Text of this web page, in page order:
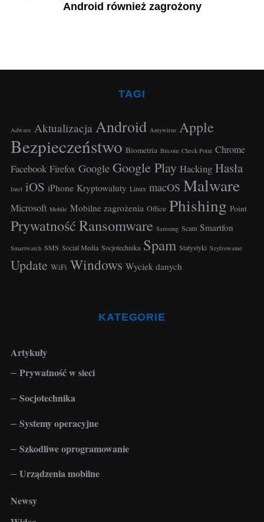
Android również zagrożony
TAGI
Adware Aktualizacja Android Antywirus Apple
Bezpieczeństwo Biometria Bitcoin Check Point Chrome
Facebook Firefox Google Google Play Hacking Hasła
Intel iOS iPhone Kryptowaluty Linux macOS Malware
Microsoft Mobile Mobilne zagrożenia Office Phishing Point
PrywatnośćRansomware Samsung Scam Smartfon
Smartwatch SMS Social Media Socjotechnika Spam Statystyki Szyfrowanie
Update WiFi Windows Wyciek danych
KATEGORIE
Artykuły
Prywatność w sieci
Socjotechnika
Systemy operacyjne
Szkodliwe oprogramowanie
Urządzenia mobilne
Newsy